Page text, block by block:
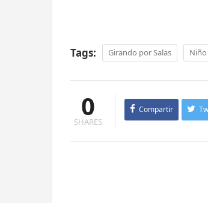
Tags: Girando por Salas
0
SHARES
Compartir